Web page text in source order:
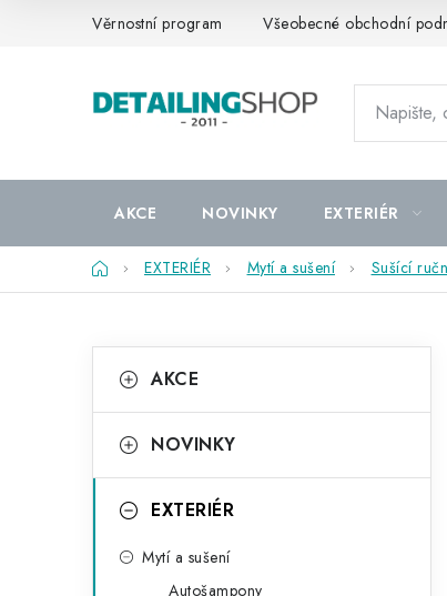
Věrnostní program Všeobecné obchodní
AKCE NOVINKY EXTERIÉR
DomůEXTERIÉR Mytí a sušení Sušící
o
t
kategorie
a
e
AKCE
NOVINKY
EXTERIÉR
Mytí a sušení
Autošampony